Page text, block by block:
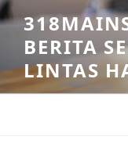
Skip
to
contentBERITA
LINTAS